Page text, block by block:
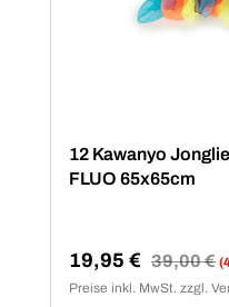
12 Kawanyo
FLUO 65x65cm
Verkaufspreis:
19,95 € Regulärer
39,00 €
Preise inkl. MwSt. zzgl.